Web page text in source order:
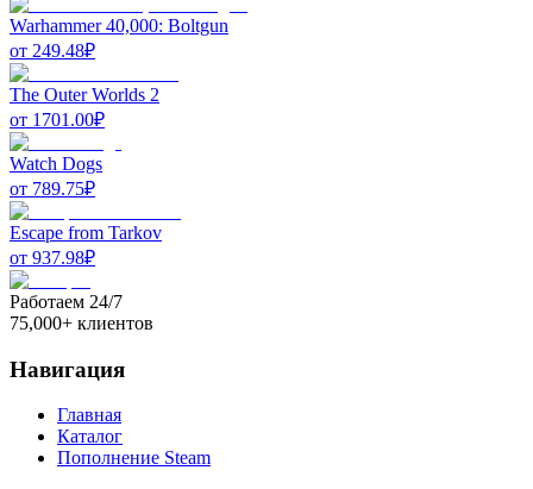
Warhammer 40,000: Boltgun
от 249.48₽
The Outer Worlds 2
от 1701.00₽
Watch Dogs
от 789.75₽
Escape from Tarkov
от 937.98₽
Работаем 24/7
75,000+ клиентов
Навигация
Главная
Каталог
Пополнение Steam